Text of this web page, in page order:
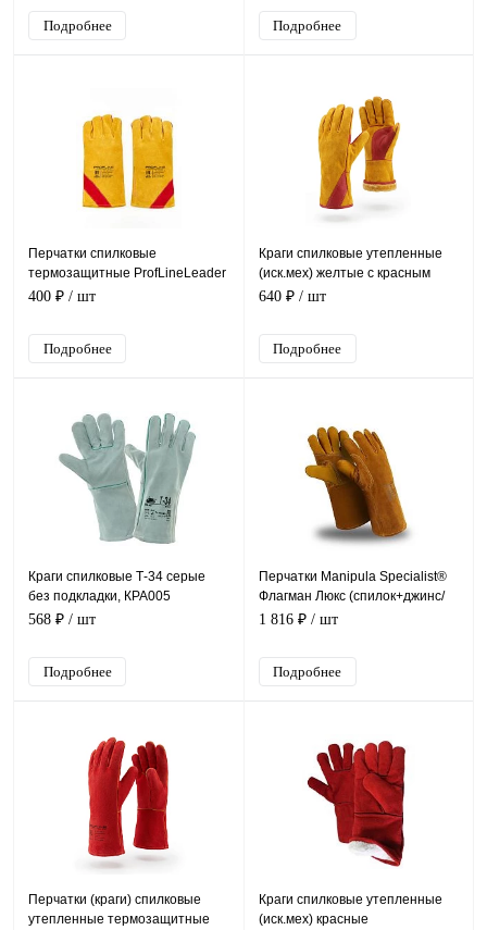
Подробнее Подробнее
Перчатки спилковые
термозащитные ProfLineLeader
400 ₽ / шт
Подробнее
Краги спилковые утепленные
(иск.мех) желтые с красным
усилением нить Кевлар
640 ₽ / шт
Подробнее
Краги спилковые Т-34 серые
без подкладки, КРА005
568 ₽ / шт
Подробнее
Перчатки Manipula Specialist®
Флагман Люкс (спилок+джинс/
флис), SPL-75/TG-693
1 816 ₽ / шт
Подробнее
Перчатки (краги) спилковые
утепленные термозащитные
Краги спилковые утепленные
(иск.мех) красные